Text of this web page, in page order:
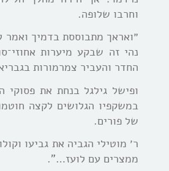
וחרבו שלופה.
״ואראך מתבוססת בדמיך ואמר
נהי זה שבקע מיערות
החדר והעביר צמרמורות
ופישל גילגל בנחת את פסוקי
במשקפיו הגלושים לקצה
של פורים.
ר׳ מוטילי הגביה את גביעו
ממצרים עם לועז…”.